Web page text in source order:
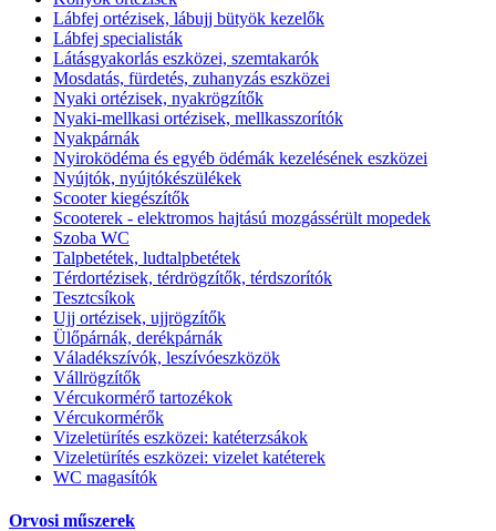
Lábfej ortézisek, lábujj bütyök kezelők
Lábfej specialisták
Látásgyakorlás eszközei, szemtakarók
Mosdatás, fürdetés, zuhanyzás eszközei
Nyaki ortézisek, nyakrögzítők
Nyaki-mellkasi ortézisek, mellkasszorítók
Nyakpárnák
Nyiroködéma és egyéb ödémák kezelésének eszközei
Nyújtók, nyújtókészülékek
Scooter kiegészítők
Scooterek - elektromos hajtású mozgássérült mopedek
Szoba WC
Talpbetétek, ludtalpbetétek
Térdortézisek, térdrögzítők, térdszorítók
Tesztcsíkok
Ujj ortézisek, ujjrögzítők
Ülőpárnák, derékpárnák
Váladékszívók, leszívóeszközök
Vállrögzítők
Vércukormérő tartozékok
Vércukormérők
Vizeletürítés eszközei: katéterzsákok
Vizeletürítés eszközei: vizelet katéterek
WC magasítók
Orvosi műszerek